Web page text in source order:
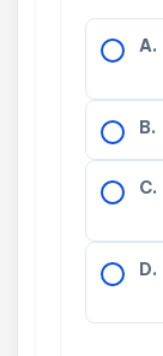
A.
B.
C.
D.